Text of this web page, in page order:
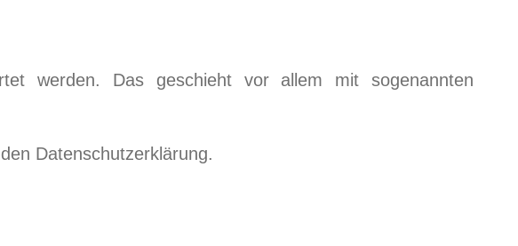
werden. Das geschieht vor allem mit sogenannten
Datenschutzerklärung.